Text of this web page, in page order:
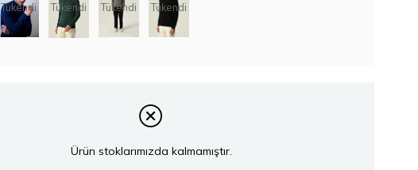
Tükendi Tükendi Tükendi Tükendi
Ürün stoklarımızda kalmamıştır.